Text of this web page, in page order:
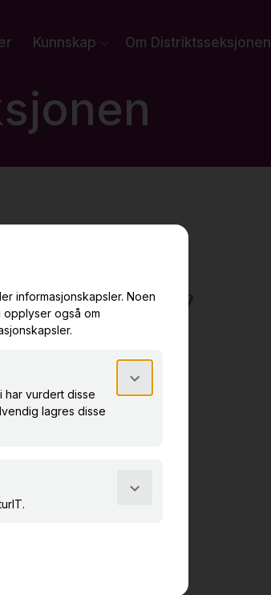
Kunnskap Om Distriktsseksjonen